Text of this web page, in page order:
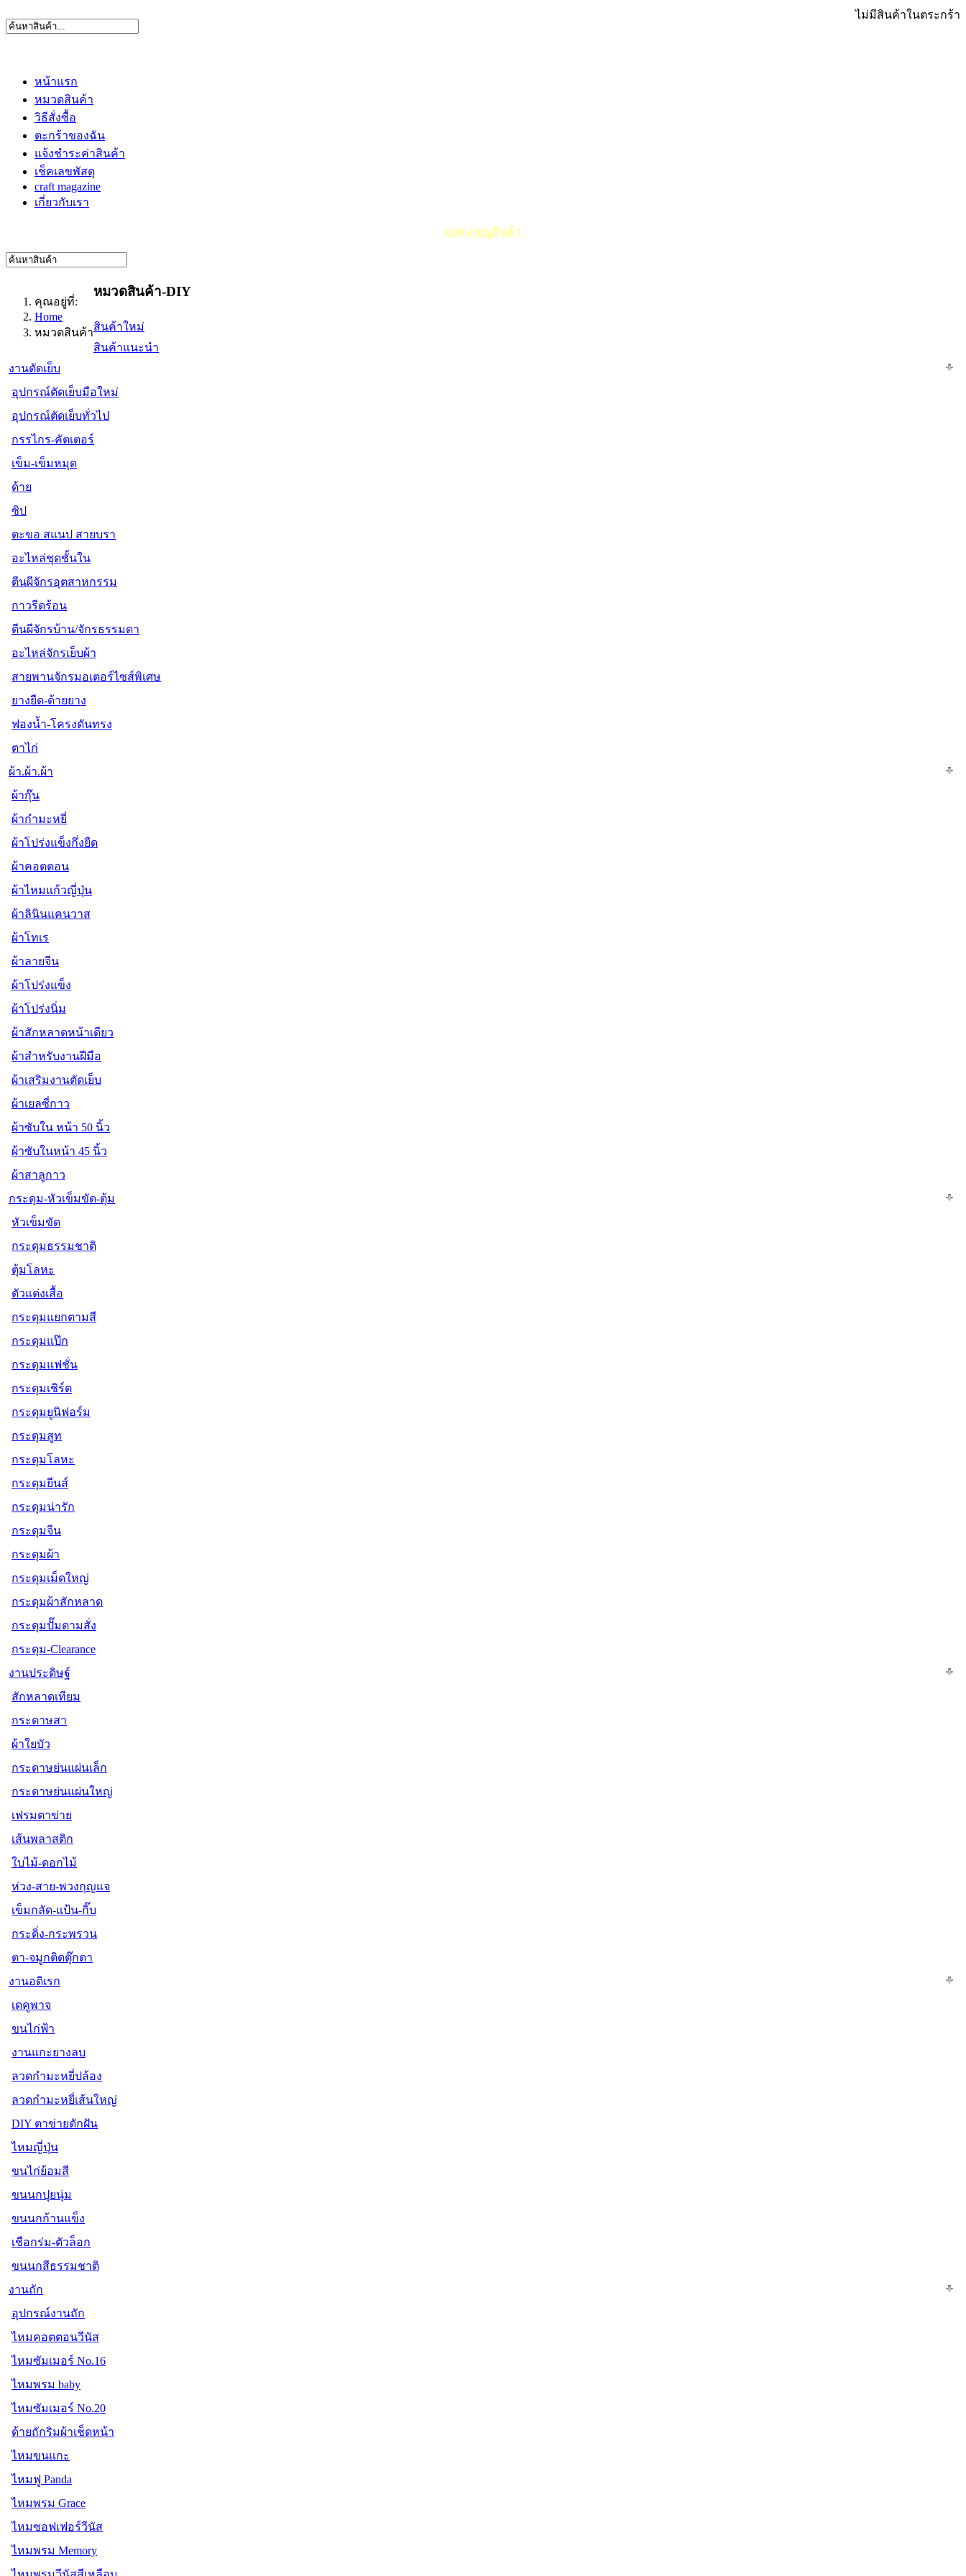
ไม่มีสินค้าในตระกร้า
หน้าแรก
หมวดสินค้า
วิธีสั่งซื้อ
ตะกร้าของฉัน
แจ้งชำระค่าสินค้า
เช็คเลขพัสดุ
craft magazine
เกี่ยวกับเรา
แสดงเมนูสินค้า
คุณอยู่ที่:
Home
หมวดสินค้า
หมวดสินค้า-DIY
สินค้าใหม่
สินค้าแนะนำ
งานตัดเย็บ
อุปกรณ์ตัดเย็บมือใหม่
อุปกรณ์ตัดเย็บทั่วไป
กรรไกร-คัตเตอร์
เข็ม-เข็มหมุด
ด้าย
ซิป
ตะขอ สแนป สายบรา
อะไหล่ชุดชั้นใน
ตีนผีจักรอุตสาหกรรม
กาวรีดร้อน
ตีนผีจักรบ้าน/จักรธรรมดา
อะไหล่จักรเย็บผ้า
สายพานจักรมอเตอร์ไซส์พิเศษ
ยางยืด-ด้ายยาง
ฟองน้ำ-โครงดันทรง
ตาไก่
ผ้า.ผ้า.ผ้า
ผ้ากุ๊น
ผ้ากำมะหยี่
ผ้าโปร่งแข็งกึ่งยืด
ผ้าคอตตอน
ผ้าไหมแก้วญี่ปุ่น
ผ้าลินินแคนวาส
ผ้าโทเร
ผ้าลายจีน
ผ้าโปร่งแข็ง
ผ้าโปร่งนิ่ม
ผ้าสักหลาดหน้าเดียว
ผ้าสำหรับงานฝีมือ
ผ้าเสริมงานตัดเย็บ
ผ้าเยลซี่กาว
ผ้าซับใน หน้า 50 นิ้ว
ผ้าซับในหน้า 45 นิ้ว
ผ้าสาลูกาว
กระดุม-หัวเข็มขัด-ตุ้ม
หัวเข็มขัด
กระดุมธรรมชาติ
ตุ้มโลหะ
ตัวแต่งเสื้อ
กระดุมแยกตามสี
กระดุมแป๊ก
กระดุมแฟชั่น
กระดุมเชิร์ต
กระดุมยูนิฟอร์ม
กระดุมสูท
กระดุมโลหะ
กระดุมยีนส์
กระดุมน่ารัก
กระดุมจีน
กระดุมผ้า
กระดุมเม็ดใหญ่
กระดุมผ้าสักหลาด
กระดุมปั๊มตามสั่ง
กระดุม-Clearance
งานประดิษฐ์
สักหลาดเทียม
กระดาษสา
ผ้าใยบัว
กระดาษย่นแผ่นเล็ก
กระดาษย่นแผ่นใหญ่
เฟรมตาข่าย
เส้นพลาสติก
ใบไม้-ดอกไม้
ห่วง-สาย-พวงกุญแจ
เข็มกลัด-แป้น-กิ๊บ
กระดิ่ง-กระพรวน
ตา-จมูกติดตุ๊กตา
งานอดิเรก
เดคูพาจ
ขนไก่ฟ้า
งานแกะยางลบ
ลวดกำมะหยี่ปล้อง
ลวดกำมะหยี่เส้นใหญ่
DIY ตาข่ายดักฝัน
ไหมญี่ปุ่น
ขนไก่ย้อมสี
ขนนกปุยนุ่ม
ขนนกก้านแข็ง
เชือกร่ม-ตัวล็อก
ขนนกสีธรรมชาติ
งานถัก
อุปกรณ์งานถัก
ไหมคอตตอนวีนัส
ไหมซัมเมอร์ No.16
ไหมพรม baby
ไหมซัมเมอร์ No.20
ด้ายถักริมผ้าเช็ดหน้า
ไหมขนแกะ
ไหมฟู Panda
ไหมพรม Grace
ไหมซอฟเฟอร์วีนัส
ไหมพรม Memory